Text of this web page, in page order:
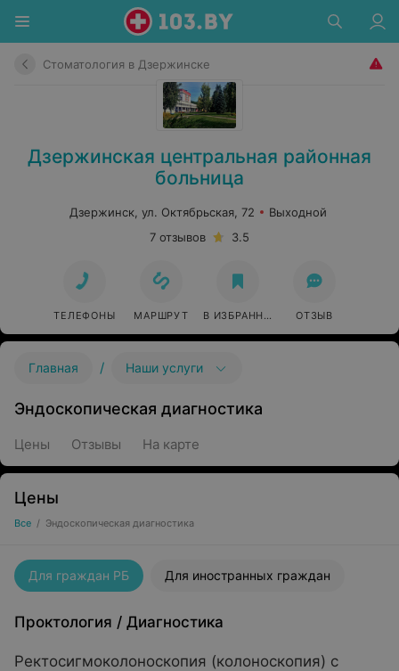
Стоматология в Дзержинске
Дзержинская центральная районная
больница
Дзержинск, ул. Октябрьская, 72
Выходной
7 отзывов
3.5
ТЕЛЕФОНЫ МАРШРУТ В ИЗБРАННОЕ ОТЗЫВ
Главная / Наши услуги
Эндоскопическая диагностика
Цены Отзывы На карте
Цены
Все / Эндоскопическая диагностика
Для граждан РБ Для иностранных граждан
Проктология / Диагностика
Ректосигмоколоноскопия (колоноскопия) с